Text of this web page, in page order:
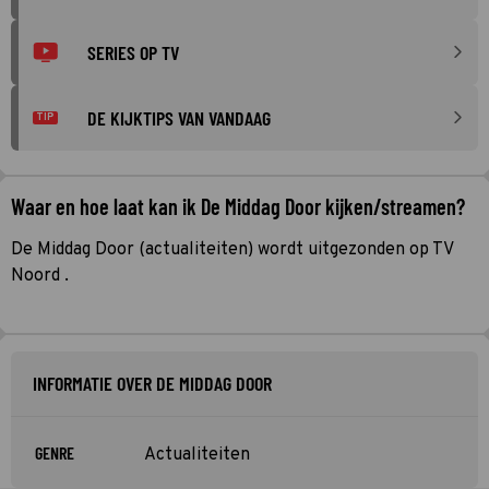
SERIES OP TV
TIP DE KIJKTIPS VAN VANDAAG
Waar en hoe laat kan ik De Middag Door kijken/streamen?
De Middag Door (actualiteiten) wordt uitgezonden op TV
Noord .
INFORMATIE OVER DE MIDDAG DOOR
GENRE Actualiteiten